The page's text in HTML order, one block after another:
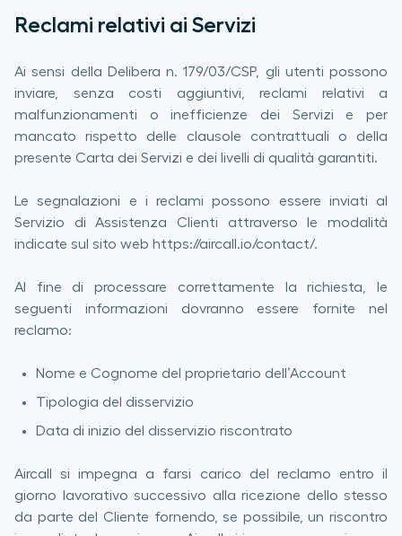
Reclami relativi ai Servizi
Ai sensi della Delibera n. 179/03/CSP, gli utenti possono
inviare, senza costi aggiuntivi, reclami relativi a
malfunzionamenti o inefficienze dei Servizi e per
mancato rispetto delle clausole contrattuali o della
presente Carta dei Servizi e dei livelli di qualità garantiti.
Le segnalazioni e i reclami possono essere inviati al
Servizio di Assistenza Clienti attraverso le modalità
indicate sul sito web https://aircall.io/contact/.
Al fine di processare correttamente la richiesta, le
seguenti informazioni dovranno essere fornite nel
reclamo:
Nome e Cognome del proprietario dell’Account
Tipologia del disservizio
Data di inizio del disservizio riscontrato
Aircall si impegna a farsi carico del reclamo entro il
giorno lavorativo successivo alla ricezione dello stesso
da parte del Cliente fornendo, se possibile, un riscontro